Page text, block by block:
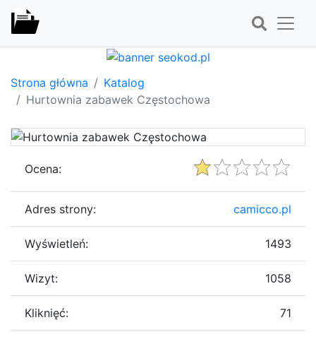
Strona główna
Katalog
Hurtownia zabawek Częstochowa
Ocena:
Adres strony: camicco.pl
Wyświetleń: 1493
Wizyt: 1058
Kliknięć: 71